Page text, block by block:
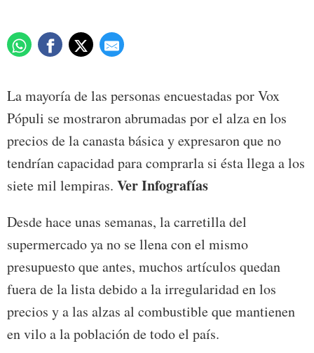
La mayoría de las personas encuestadas por Vox
Pópuli se mostraron abrumadas por el alza en los
precios de la canasta básica y expresaron que no
tendrían capacidad para comprarla si ésta llega a los
siete mil lempiras. Ver Infografías
Desde hace unas semanas, la carretilla del
supermercado ya no se llena con el mismo
presupuesto que antes, muchos artículos quedan
fuera de la lista debido a la irregularidad en los
precios y a las alzas al combustible que mantienen
en vilo a la población de todo el país.